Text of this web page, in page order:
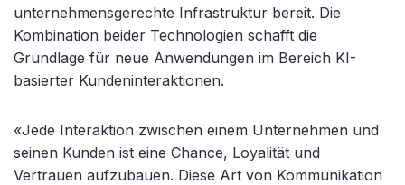
unternehmensgerechte Infrastruktur bereit. Die
Kombination beider Technologien schafft die
Grundlage für neue Anwendungen im Bereich KI-
basierter Kundeninteraktionen.
«Jede Interaktion zwischen einem Unternehmen und
seinen Kunden ist eine Chance, Loyalität und
Vertrauen aufzubauen. Diese Art von Kommunikation